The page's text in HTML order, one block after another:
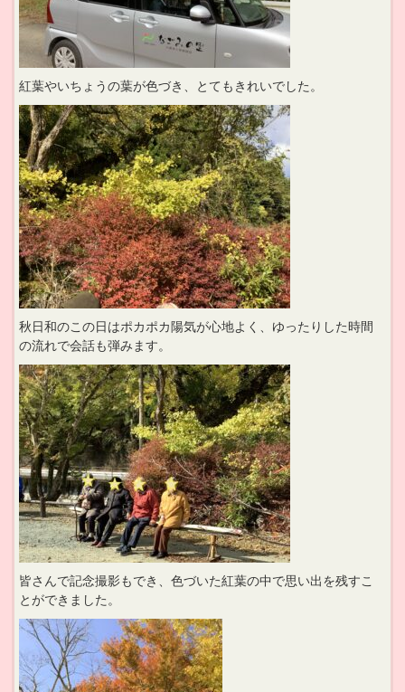
紅葉やいちょうの葉が色づき、とてもきれいでした。
秋日和のこの日はポカポカ陽気が心地よく、ゆったりした時間
の流れで会話も弾みます。
皆さんで記念撮影もでき、色づいた紅葉の中で思い出を残すこ
とができました。